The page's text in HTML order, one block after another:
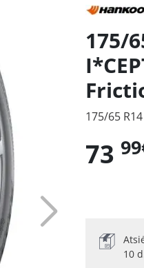
175/
175/65
73
10